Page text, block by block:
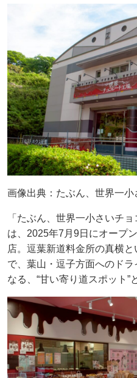
画像出典：たぶん、世界一
「たぶん、世界一小さいチ
は、2025年7月9日にオープ
店。逗葉新道料金所の真横
で、葉山・逗子方面へのド
なる、“甘い寄り道スポット”